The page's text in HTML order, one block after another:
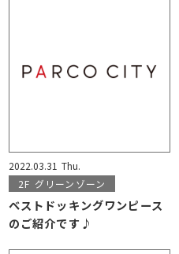
2022.03.31 Thu.
2F グリーンゾーン
ベストドッキングワンピース
のご紹介です♪